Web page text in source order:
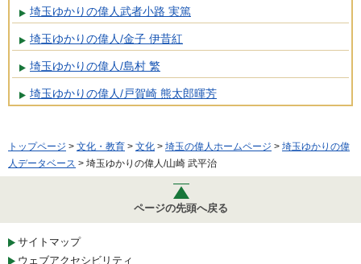
埼玉ゆかりの偉人武者小路 実篤
埼玉ゆかりの偉人/金子 伊昔紅
埼玉ゆかりの偉人/島村 繁
埼玉ゆかりの偉人/戸賀崎 熊太郎暉芳
トップページ > 文化・教育 > 文化 > 埼玉の偉人ホームページ > 埼玉ゆかりの偉
人データベース > 埼玉ゆかりの偉人/山崎 武平治
ページの先頭へ戻る
サイトマップ
ウェブアクセシビリティ